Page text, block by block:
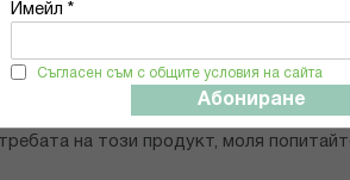
Имейл *
Съгласен съм с общите условия на сайта
Абониране
Ако не сте сигурни в нещо,
вода или подсладена
на този продукт, моля